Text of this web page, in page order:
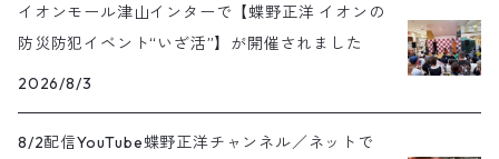
イオンモール津山インターで【蝶野正洋 イオンの
防災防犯イベント“いざ活”】が開催されました
2026/8/3
8/2配信YouTube蝶野正洋チャンネル／ネットで